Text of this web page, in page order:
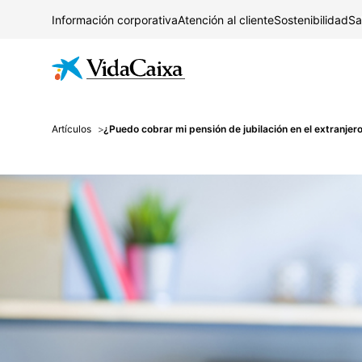
Información corporativaAtención al clienteSostenibilidad
Artículos ¿Puedo cobrar mi pensión de jubilación en el